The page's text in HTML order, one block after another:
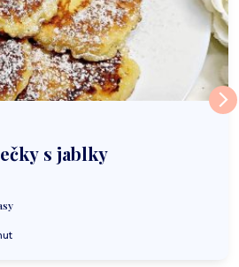
s jablky